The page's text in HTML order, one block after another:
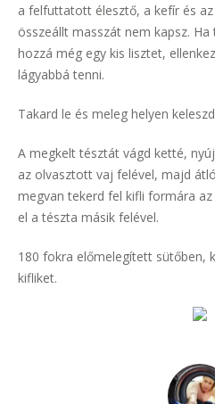
a felfuttatott élesztő, a kefír és
összeállt masszát nem kapsz.
hozzá még egy kis lisztet,
lágyabbá tenni.
Takard le és meleg helyen
A megkelt tésztát vágd ketté,
az olvasztott vaj felével, majd
megvan tekerd fel kifli formára
el a tészta másik felével.
180 fokra előmelegített sütőben,
kifliket.